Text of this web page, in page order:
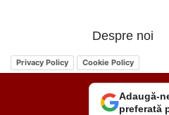
Despre noi
Privacy Policy Cookie Policy
Adaugă-
preferată